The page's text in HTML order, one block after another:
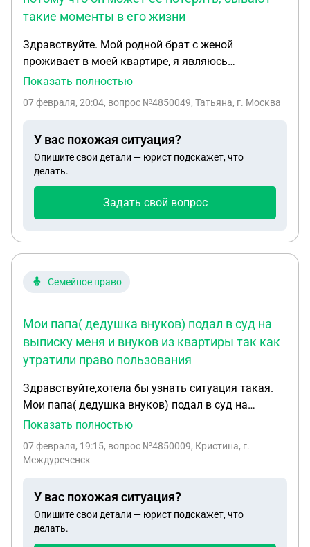
такие моменты в его жизни
Здравствуйте. Мой родной брат с женой
проживает в моей квартире, я являюсь
собственником квартиры. До сих пор не
пожалуйста, какой документ, в свете
оформить, чтобы он мог заключать договора на
обслуживание, на услуги, платить и тд.
Прописывать я их не хочу, у них есть прописка в
него квартиру тоже не хочу, потому что он может
Спасибо
Показать полностью
07 февраля, 20:04, вопрос №4850049, Татьяна, г. Москва
У вас похожая ситуация?
Опишите свои детали — юрист подскажет, что
делать.
Задать свой вопрос
Семейное право
Мои папа( дедушка внуков) подал в суд на
выписку меня и внуков из квартиры так как
утратили право пользования
Здравствуйте,хотела бы узнать ситуация такая.
Мои папа( дедушка внуков) подал в суд на
выписку меня и внуков из квартиры так как
несовершеннолетние. Квартиру мы снимаем,не
контакт общения не идёт. Настроила его против
меня и внуков моя мать. Узнав что я в положении
сейчас. Все переписки оскорбления меня у меня
Показать полностью
07 февраля, 19:15, вопрос №4850009, Кристина, г.
Междуреченск
У вас похожая ситуация?
Опишите свои детали — юрист подскажет, что
делать.